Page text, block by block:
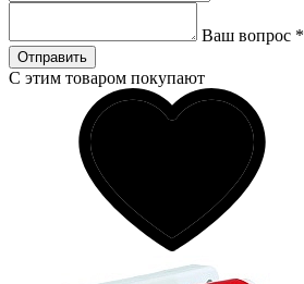
Ваш вопрос *
Отправить
С этим товаром покупают